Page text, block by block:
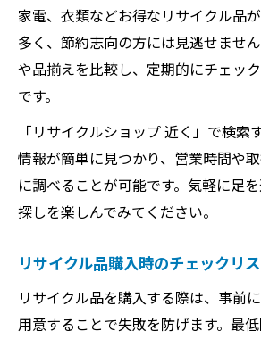
家電、衣類などお得なリサイクル品
多く、節約志向の方には見逃せませ
や品揃えを比較し、定期的にチェッ
です。
「リサイクルショップ 近く」で検索
情報が簡単に見つかり、営業時間や
に調べることが可能です。気軽に足
探しを楽しんでみてください。
リサイクル品購入時のチェックリ
リサイクル品を購入する際は、事前
用意することで失敗を防げます。最